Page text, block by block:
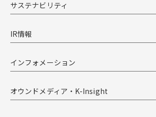
サステナビリティ
IR情報
インフォメーション
オウンドメディア・K-Insight